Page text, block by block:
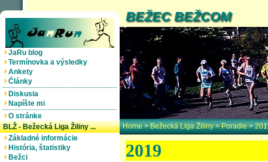
JaRu blog
Termínovka a výsledky
Ankety
Články
Diskusia
Napíšte mi
O stránke
BLŽ - Bežecká Liga Žiliny ...
Základné informácie
História, štatistiky
Bežci
BEŽEC BEŽCOM
Home>Bežecká Liga Žiliny>Poradie>
2019